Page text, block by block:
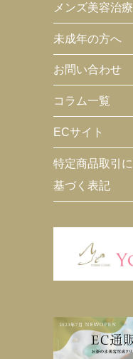
メンズ美容治療
未成年の方へ
お問い合わせ
コラム一覧
ECサイト
特定商品取引に
基づく表記